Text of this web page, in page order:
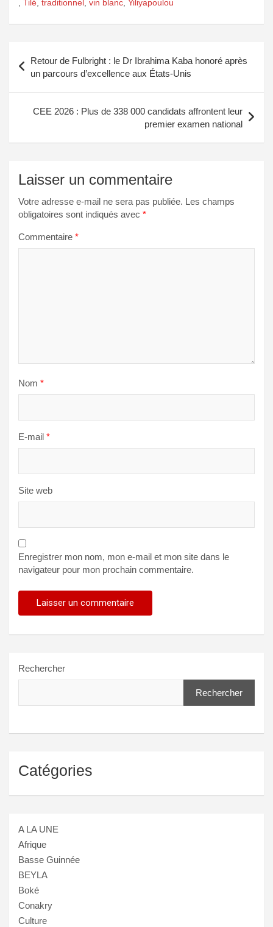
Tilé traditionnel vin blanc Yiliyapoulou
de
l’article
Retour de Fulbright : le Dr Ibrahima Kaba honoré après
un parcours d’excellence aux États-Unis
CEE 2026 : Plus de 338 000 candidats affrontent leur
premier examen national
Laisser un commentaire
Votre adresse e-mail ne sera pas publiée. Les champs
obligatoires sont indiqués avec *
Commentaire *
Nom *
E-mail *
Site web
Enregistrer mon nom, mon e-mail et mon site dans le
navigateur pour mon prochain commentaire.
Rechercher
Rechercher
Catégories
A LA UNE
Afrique
Basse Guinnée
BEYLA
Boké
Conakry
Culture